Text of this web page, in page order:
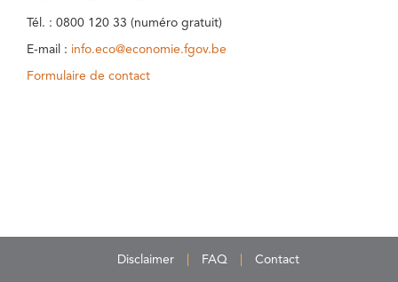
Tél. : 0800 120 33 (numéro gratuit)
E-mail : info.eco@economie.fgov.be
Formulaire de contact
Disclaimer FAQ Contact